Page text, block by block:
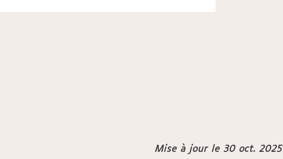
Mise à jour le 30 oct. 2025